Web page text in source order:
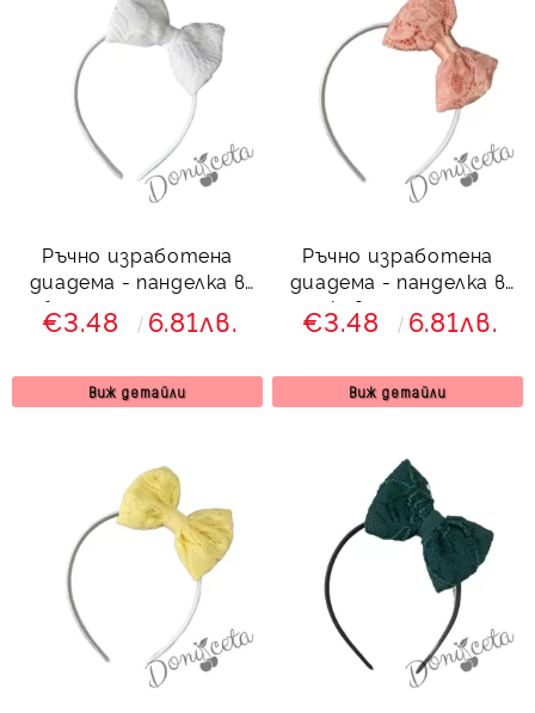
Ръчно изработена
диадема - панделка в
бяло с дантела от
колекция Снежина
€3.48 6.81лв.
Виж детайли
Ръчно изработена
диадема - панделка в
прасковено с дантела
€3.48 6.81лв.
Виж детайли